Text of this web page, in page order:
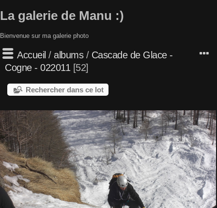
La galerie de Manu :)
Bienvenue sur ma galerie photo
Accueil / albums/ Cascade de Glace -
Cogne - 022011 52
Rechercher dans ce lot